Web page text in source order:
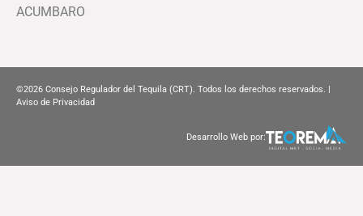
ACUMBARO
©2026 Consejo Regulador del Tequila (CRT). Todos los derechos reservados. |
Aviso de Privacidad
Desarrollo Web por: